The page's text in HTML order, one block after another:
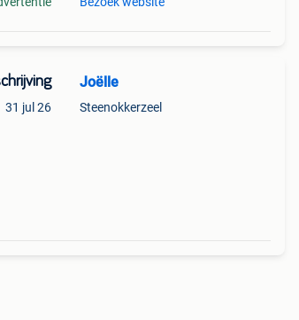
31 jul 26
Joëlle
Steenokkerzeel